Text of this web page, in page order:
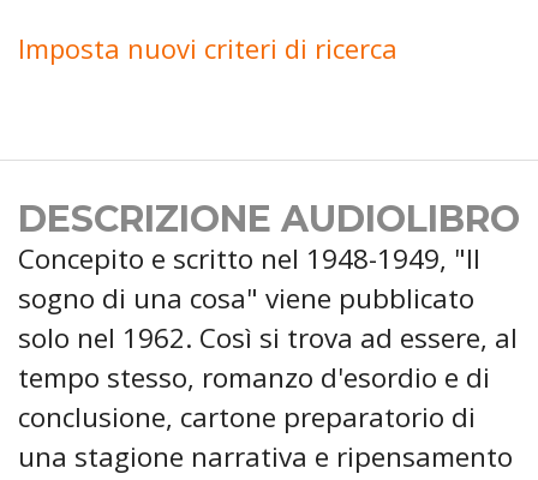
Imposta nuovi criteri di ricerca
DESCRIZIONE AUDIOLIBRO
Concepito e scritto nel 1948-1949, "Il
sogno di una cosa" viene pubblicato
solo nel 1962. Così si trova ad essere, al
tempo stesso, romanzo d'esordio e di
conclusione, cartone preparatorio di
una stagione narrativa e ripensamento